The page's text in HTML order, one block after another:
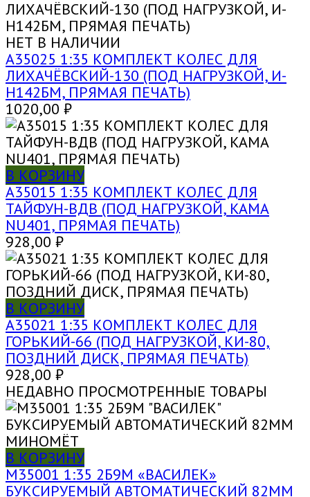
НЕТ В НАЛИЧИИ
A35025 1:35 КОМПЛЕКТ КОЛЕС ДЛЯ
ЛИХАЧЁВСКИЙ-130 (ПОД НАГРУЗКОЙ, И-
Н142БМ, ПРЯМАЯ ПЕЧАТЬ)
1020,00 ₽
В КОРЗИНУ
A35015 1:35 КОМПЛЕКТ КОЛЕС ДЛЯ
ТАЙФУН-ВДВ (ПОД НАГРУЗКОЙ, KAMA
NU401, ПРЯМАЯ ПЕЧАТЬ)
928,00 ₽
В КОРЗИНУ
A35021 1:35 КОМПЛЕКТ КОЛЕС ДЛЯ
ГОРЬКИЙ-66 (ПОД НАГРУЗКОЙ, КИ-80,
ПОЗДНИЙ ДИСК, ПРЯМАЯ ПЕЧАТЬ)
928,00 ₽
НЕДАВНО ПРОСМОТРЕННЫЕ ТОВАРЫ
В КОРЗИНУ
M35001 1:35 2Б9М «ВАСИЛЕК»
БУКСИРУЕМЫЙ АВТОМАТИЧЕСКИЙ 82ММ